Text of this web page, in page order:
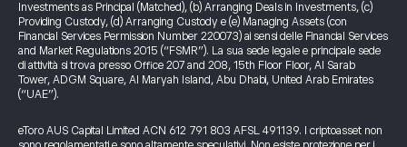
Investments as Principal (Matched), (b) Arranging Deals in Investments, (c)
Providing Custody, (d) Arranging Custody e (e) Managing Assets (con
Financial Services Permission Number 220073) ai sensi delle Financial Services
and Market Regulations 2015 (“FSMR”). La sua sede legale e principale sede
di attività si trova presso Office 207 and 208, 15th Floor Floor, Al Sarab
Tower, ADGM Square, Al Maryah Island, Abu Dhabi, United Arab Emirates
(“UAE”).
eToro AUS Capital Limited ACN 612 791 803 AFSL 491139. I criptoasset non